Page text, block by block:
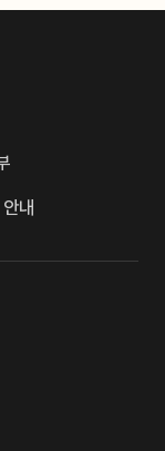
내